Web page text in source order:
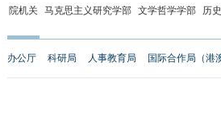
院机关 马克思主义研究学部 文学哲学学部 历
办公厅 科研局 人事教育局 国际合作局（港